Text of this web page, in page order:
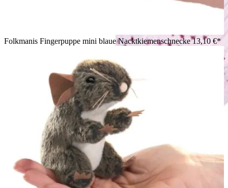
Lächelndes Mädchen hält Folkmanis Fingerpuppe mini
blaugeringelte Krake am Zeigefinger, gelb mit blauen Ringen,
Frontalansicht.
Folkmanis Fingerpuppe mini blaue Nacktkiemenschnecke13,10 €*